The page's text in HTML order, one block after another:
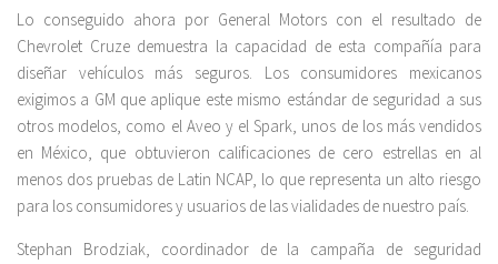
Lo conseguido ahora por General Motors con el resultado de
Chevrolet Cruze demuestra la capacidad de esta compañía para
diseñar vehículos más seguros. Los consumidores mexicanos
exigimos a GM que aplique este mismo estándar de seguridad a sus
otros modelos, como el Aveo y el Spark, unos de los más vendidos
en México, que obtuvieron calificaciones de cero estrellas en al
menos dos pruebas de Latin NCAP, lo que representa un alto riesgo
para los consumidores y usuarios de las vialidades de nuestro país.
Stephan Brodziak, coordinador de la campaña de seguridad